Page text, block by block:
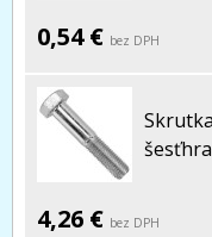
0,54 € bez DPH
4,26 € bez DPH